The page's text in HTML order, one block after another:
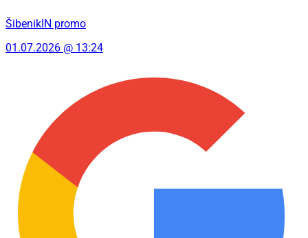
ŠibenikIN promo
01.07.2026 @ 13:24